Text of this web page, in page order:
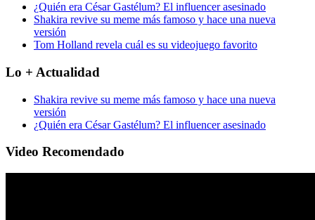
¿Quién era César Gastélum? El influencer asesinado
Shakira revive su meme más famoso y hace una nueva
versión
Tom Holland revela cuál es su videojuego favorito
Lo + Actualidad
Shakira revive su meme más famoso y hace una nueva
versión
¿Quién era César Gastélum? El influencer asesinado
Video Recomendado